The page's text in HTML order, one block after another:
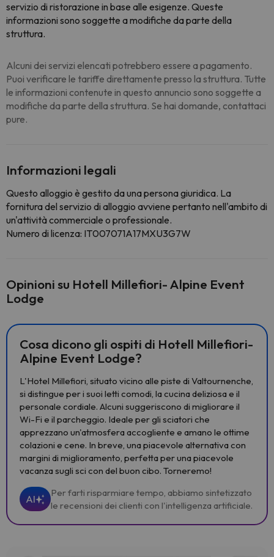
servizio di ristorazione in base alle esigenze. Queste
informazioni sono soggette a modifiche da parte della
struttura.
Alcuni dei servizi elencati potrebbero essere a pagamento.
Puoi verificare le tariffe direttamente presso la struttura. Tutte
le informazioni contenute in questo annuncio sono soggette a
modifiche da parte della struttura. Se hai domande, contattaci
pure.
Informazioni legali
Questo alloggio è gestito da una persona giuridica. La
fornitura del servizio di alloggio avviene pertanto nell'ambito di
un'attività commerciale o professionale.
Numero di licenza: IT007071A17MXU3G7W
Opinioni su Hotell Millefiori- Alpine Event
Lodge
Cosa dicono gli ospiti di Hotell Millefiori-
Alpine Event Lodge?
L'Hotel Millefiori, situato vicino alle piste di Valtournenche,
si distingue per i suoi letti comodi, la cucina deliziosa e il
personale cordiale. Alcuni suggeriscono di migliorare il
Wi-Fi e il parcheggio. Ideale per gli sciatori che
apprezzano un'atmosfera accogliente e amano le ottime
colazioni e cene. In breve, una piacevole alternativa con
margini di miglioramento, perfetta per una piacevole
vacanza sugli sci con del buon cibo. Torneremo!
AI
Per farti risparmiare tempo, abbiamo sintetizzato
le recensioni dei clienti con l'intelligenza artificiale.